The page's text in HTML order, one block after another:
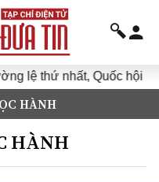
Quốc hội khóa XVI
HÀNH
HÀNH